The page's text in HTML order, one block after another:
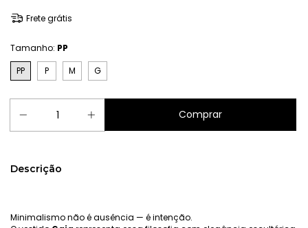
Frete grátis
Tamanho: PP
PP
P M G
Descrição
Minimalismo não é ausência — é intenção.